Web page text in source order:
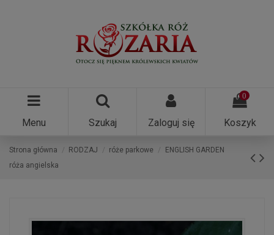
Menu Szukaj Zaloguj się
0
Koszyk
Strona główna RODZAJ róże parkowe
ENGLISH GARDEN
róża angielska